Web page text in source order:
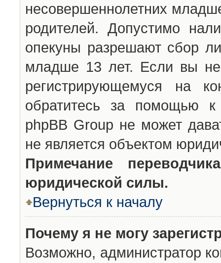
несовершеннолетних
родителей. Допустимо
опекуны разрешают сбор
младше 13 лет. Если вы
регистрирующемуся на
обратитесь за помощью к
phpBB Group не может
не является объектом
Примечание
юридической силы.
Вернуться к началу
Почему я не могу
Возможно, администратор